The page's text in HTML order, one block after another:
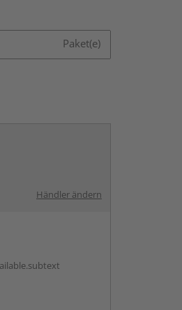
Paket(e)
Händler ändern